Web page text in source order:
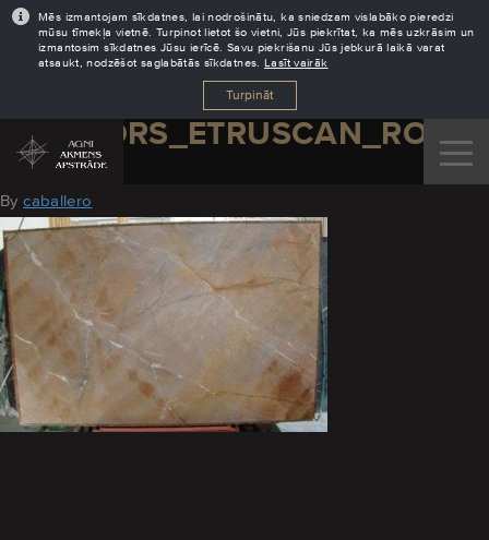
Mēs izmantojam sīkdatnes, lai nodrošinātu, ka sniedzam vislabāko pieredzi
mūsu tīmekļa vietnē. Turpinot lietot šo vietni, Jūs piekrītat, ka mēs uzkrāsim un
izmantosim sīkdatnes Jūsu ierīcē. Savu piekrišanu Jūs jebkurā laikā varat
atsaukt, nodzēšot saglabātās sīkdatnes. Lasīt vairāk
Turpināt
MARMORS_ETRUSCAN_ROSE
August 29, 2016
Bycaballero